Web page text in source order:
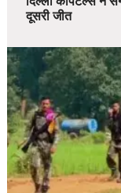
दूसरी जीत